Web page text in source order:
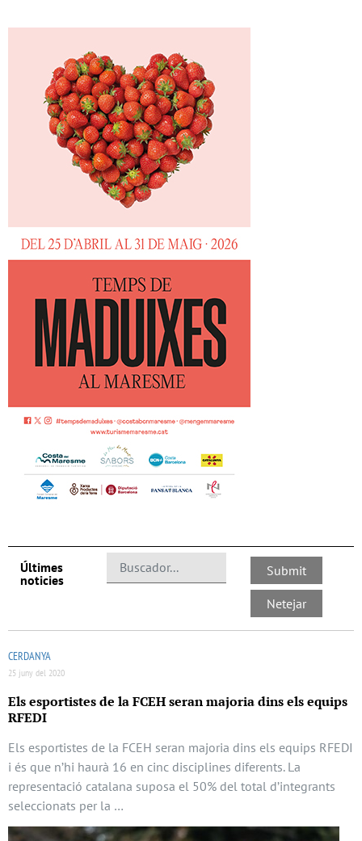
Últimes
noticies
CERDANYA
25 juny del 2020
Els esportistes de la FCEH seran majoria dins els equips
RFEDI
Els esportistes de la FCEH seran majoria dins els equips RFEDI
i és que n’hi haurà 16 en cinc disciplines diferents. La
representació catalana suposa el 50% del total d’integrants
seleccionats per la …